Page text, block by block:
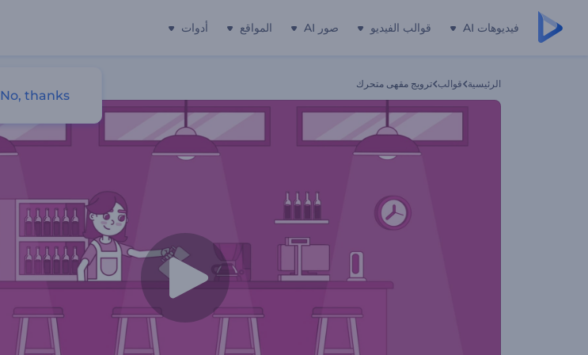
فيديوهات AI قوالب الفيديو صور AI المواقع أدوات
الرئيسية قوالب ترويج مقهى متحرك
No, thanks